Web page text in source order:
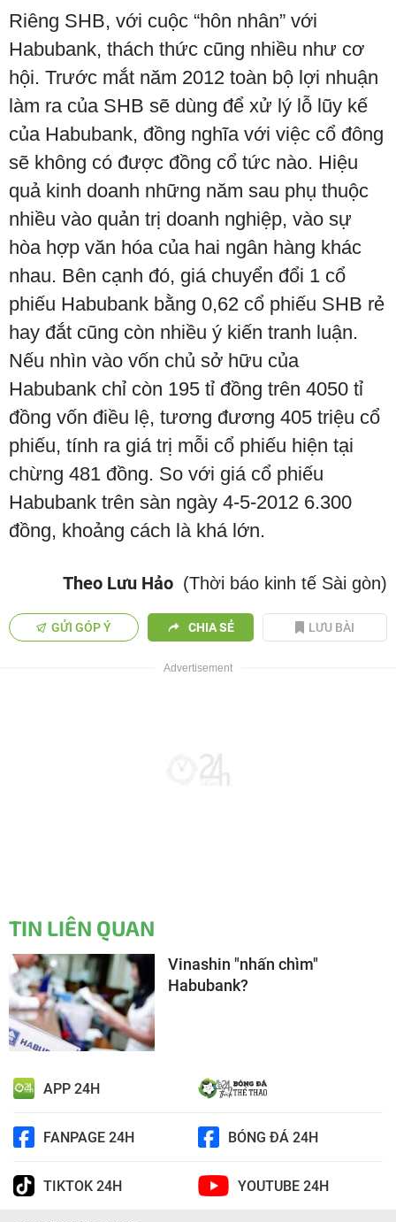
Riêng SHB, với cuộc “hôn nhân” với
Habubank, thách thức cũng nhiều như cơ
hội. Trước mắt năm 2012 toàn bộ lợi nhuận
làm ra của SHB sẽ dùng để xử lý lỗ lũy kế
của Habubank, đồng nghĩa với việc cổ đông
sẽ không có được đồng cổ tức nào. Hiệu
quả kinh doanh những năm sau phụ thuộc
nhiều vào quản trị doanh nghiệp, vào sự
hòa hợp văn hóa của hai ngân hàng khác
nhau. Bên cạnh đó, giá chuyển đổi 1 cổ
phiếu Habubank bằng 0,62 cổ phiếu SHB rẻ
hay đắt cũng còn nhiều ý kiến tranh luận.
Nếu nhìn vào vốn chủ sở hữu của
Habubank chỉ còn 195 tỉ đồng trên 4050 tỉ
đồng vốn điều lệ, tương đương 405 triệu cổ
phiếu, tính ra giá trị mỗi cổ phiếu hiện tại
chừng 481 đồng. So với giá cổ phiếu
Habubank trên sàn ngày 4-5-2012 6.300
đồng, khoảng cách là khá lớn.
Theo Lưu Hảo (Thời báo kinh tế Sài gòn)
GỬI GÓP Ý CHIA SẺ LƯU BÀI
TIN LIÊN QUAN
Vinashin "nhấn chìm"
Habubank?
APP 24H
FANPAGE 24H BÓNG ĐÁ 24H
TIKTOK 24H YOUTUBE 24H